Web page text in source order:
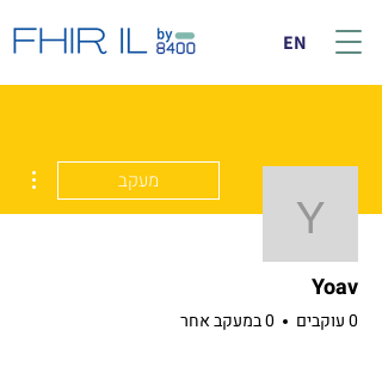
EN
Yoav
מעקב
Yoav
0 עוקבים 0 במעקב אחר